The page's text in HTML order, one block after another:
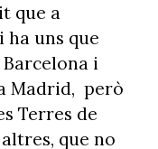
que a
ha uns que
i
Madrid, però
Terres de
que no